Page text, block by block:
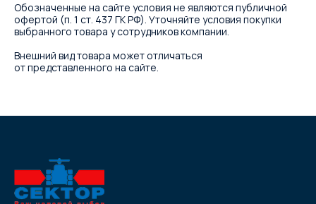
Обозначенные на сайте условия не являются публичной
офертой (п. 1 ст. 437 ГК РФ). Уточняйте условия покупки
выбранного товара у сотрудников компании.
Внешний вид товара может отличаться
от представленного на сайте.